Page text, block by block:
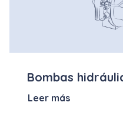
Bombas
Leer más